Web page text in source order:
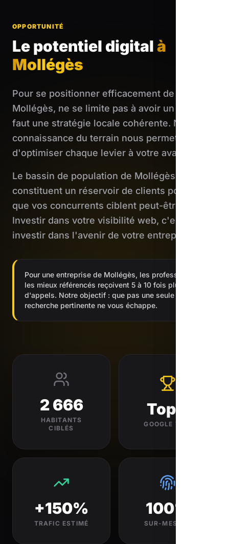
OPPORTUNITÉ
Le potentiel digitalà
Mollégès
Pour se positionner efficacement de
Mollégès, ne se limite pas à avoir un site : il
faut une stratégie locale cohérente. Notre
connaissance du terrain nous permet
d'optimiser chaque levier à votre avantage.
Le bassin de population de Mollégès
constituent un réservoir de clients potentiels
que vos concurrents ciblent peut-être déjà.
Investir dans votre visibilité web, c'est
investir dans l'avenir de votre entreprise.
Pour une entreprise de Mollégès, les professionnels
les mieux référencés reçoivent 5 à 10 fois plus
d'appels. Notre objectif : que pas une seule
recherche pertinente ne vous échappe.
2 666
HABITANTS
CIBLÉS
Top 3
GOOGLE VISÉ
+150%
TRAFIC ESTIMÉ
100%
SUR-MESURE